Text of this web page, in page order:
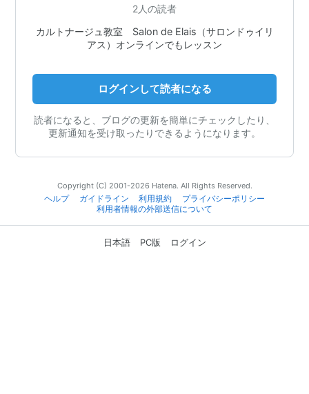
2人の読者
カルトナージュ教室 Salon de Elais（サロンドゥイリ
アス）オンラインでもレッスン
ログインして読者になる
読者になると、ブログの更新を簡単にチェックしたり、
更新通知を受け取ったりできるようになります。
Copyright (C) 2001-2026 Hatena. All Rights Reserved.
ヘルプ
ガイドライン 利用規約
プライバシーポリシー
利用者情報の外部送信について
日本語 PC版 ログイン